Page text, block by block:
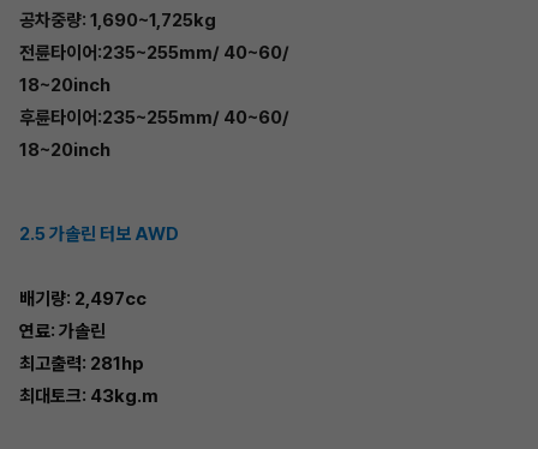
공차중량: 1,690~1,725kg
전륜타이어:235~255mm/ 40~60/
18~20inch
후륜타이어:235~255mm/ 40~60/
18~20inch
2.5 가솔린 터보 AWD
배기량: 2,497cc
연료: 가솔린
최고출력: 281hp
최대토크: 43kg.m